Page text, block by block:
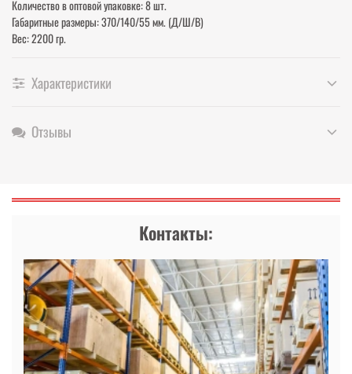
Количество в оптовой упаковке: 8 шт.
Габаритные размеры: 370/140/55 мм. (Д/Ш/В)
Вес: 2200 гр.
Характеристики
Отзывы
Контакты: